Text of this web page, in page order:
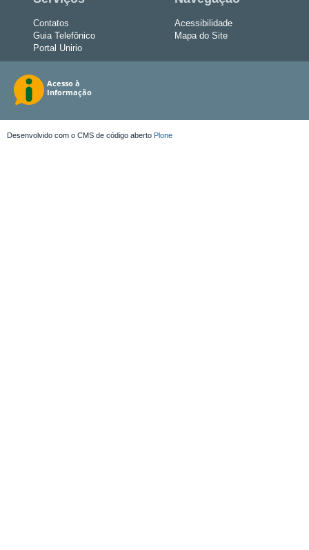
Contatos
Guia Telefônico
Portal Unirio
Acessibilidade
Mapa do Site
Desenvolvido com o CMS de código aberto Plone